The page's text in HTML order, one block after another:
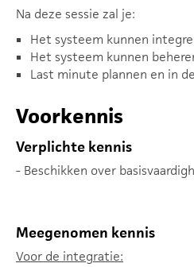
Na deze sessie zal je:
Het systeem kunnen
Het systeem kunnen
Last minute plannen en in
Voorkennis
Verplichte kennis
- Beschikken over
Meegenomen kennis
Voor de integratie: